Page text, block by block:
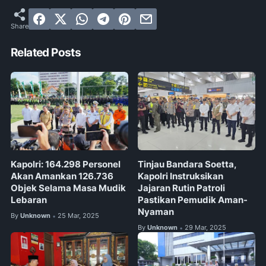
Related Posts
Kapolri: 164.298 Personel
Akan Amankan 126.736
Objek Selama Masa Mudik
Lebaran
By Unknown • 25 Mar, 2025
Tinjau Bandara Soetta,
Kapolri Instruksikan
Jajaran Rutin Patroli
Pastikan Pemudik Aman-
Nyaman
By Unknown • 29 Mar, 2025